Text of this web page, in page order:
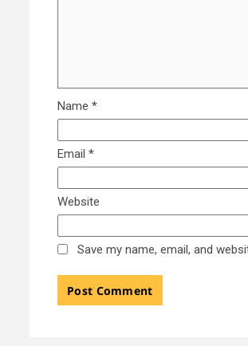
Name *
Email *
Website
Save my name, email, and